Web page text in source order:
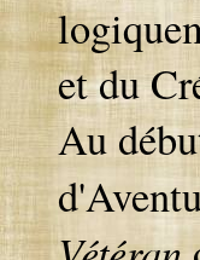
et du
Au